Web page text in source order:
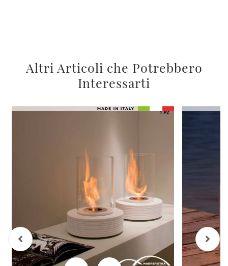
Altri Articoli che Potrebbero
Interessarti